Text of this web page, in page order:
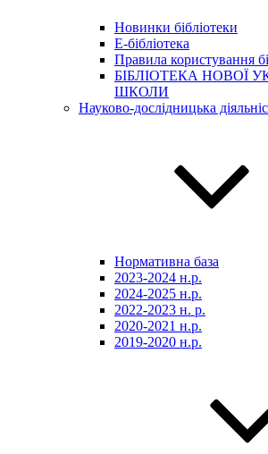
Новинки бібліотеки
E-бібліотека
Правила користування
БІБЛІОТЕКА НОВОЇ
ШКОЛИ
Науково-дослідницька
Нормативна база
2023-2024 н.р.
2024-2025 н.р.
2022-2023 н. р.
2020-2021 н.р.
2019-2020 н.р.